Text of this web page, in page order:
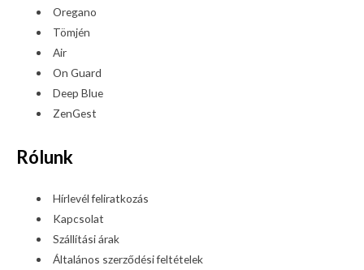
Oregano
Tömjén
Air
On Guard
Deep Blue
ZenGest
Rólunk
Hírlevél feliratkozás
Kapcsolat
Szállítási árak
Általános szerződési feltételek